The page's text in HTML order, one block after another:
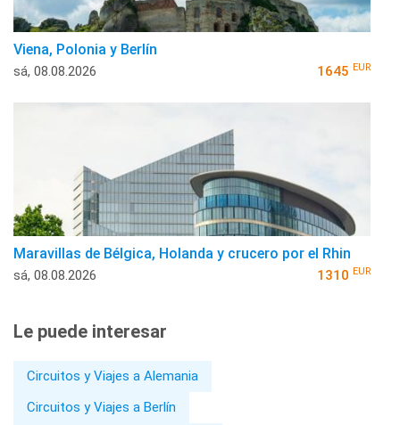
Viena, Polonia y Berlín
sá, 08.08.2026 1645 EUR
Maravillas de Bélgica, Holanda y crucero por el Rhin
sá, 08.08.2026 1310 EUR
Le puede interesar
Circuitos y Viajes a Alemania
Circuitos y Viajes a Berlín